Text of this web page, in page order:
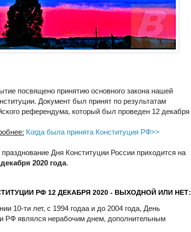
посвящено принятию основного закона нашей
Документ был принят по результатам
референдума, который был проведен 12 декабря
Когда была принята Конституция РФ>>
празднование Дня Конституции России приходится на
2020 года.
РФ 12 ДЕКАБРЯ 2020 - ВЫХОДНОЙ ИЛИ НЕТ:
10-ти лет, с 1994 годаа и до 2004 года, День
РФ являлся нерабочим днем, дополнительным